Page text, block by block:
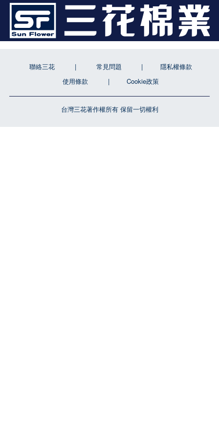
台灣三花著作權所有 保留一切權利
聯絡三花 常見問題
隱私權條款
使用條款
Cookie政策